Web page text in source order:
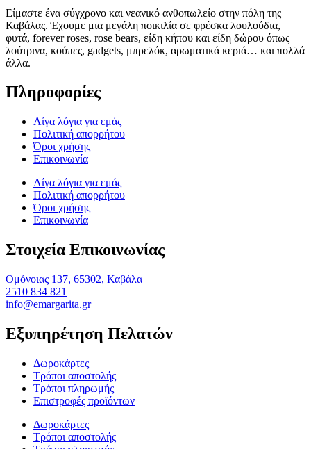
Είμαστε ένα σύγχρονο και νεανικό ανθοπωλείο στην πόλη της
Καβάλας. Έχουμε μια μεγάλη ποικιλία σε φρέσκα λουλούδια,
φυτά, forever roses, rose bears, είδη κήπου και είδη δώρου όπως
λούτρινα, κούπες, gadgets, μπρελόκ, αρωματικά κεριά… και πολλά
άλλα.
Πληροφορίες
Λίγα λόγια για εμάς
Πολιτική απορρήτου
Όροι χρήσης
Επικοινωνία
Λίγα λόγια για εμάς
Πολιτική απορρήτου
Όροι χρήσης
Επικοινωνία
Στοιχεία Επικοινωνίας
Ομόνοιας 137, 65302, Καβάλα
2510 834 821
info@emargarita.gr
Εξυπηρέτηση Πελατών
Δωροκάρτες
Τρόποι αποστολής
Τρόποι πληρωμής
Επιστροφές προϊόντων
Δωροκάρτες
Τρόποι αποστολής